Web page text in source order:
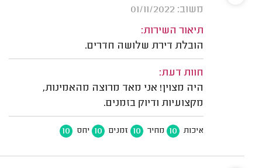
משוב: 01/11/2022
תיאור השירות:
הובלת דירת שלושה חדרים.
חוות דעת:
היה מצוין! אני מאד מרוצה מהאמינות,
מקצועיות ודיוק בזמנים.
איכות 10 מחיר 10 זמנים 10 יחס 10